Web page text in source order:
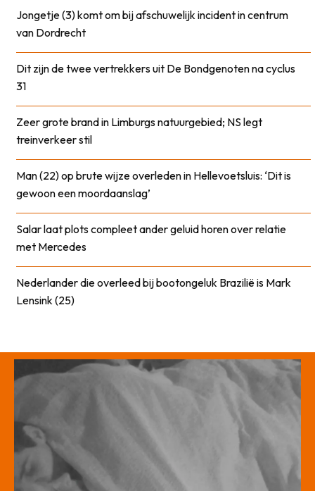
Jongetje (3) komt om bij afschuwelijk incident in centrum
van Dordrecht
Dit zijn de twee vertrekkers uit De Bondgenoten na cyclus
31
Zeer grote brand in Limburgs natuurgebied; NS legt
treinverkeer stil
Man (22) op brute wijze overleden in Hellevoetsluis: ‘Dit is
gewoon een moordaanslag’
Salar laat plots compleet ander geluid horen over relatie
met Mercedes
Nederlander die overleed bij bootongeluk Brazilië is Mark
Lensink (25)